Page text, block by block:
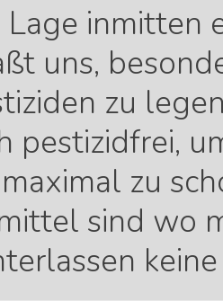
Lage inmitten
uns,
zu
pestizidfrei,
zu
sind wo